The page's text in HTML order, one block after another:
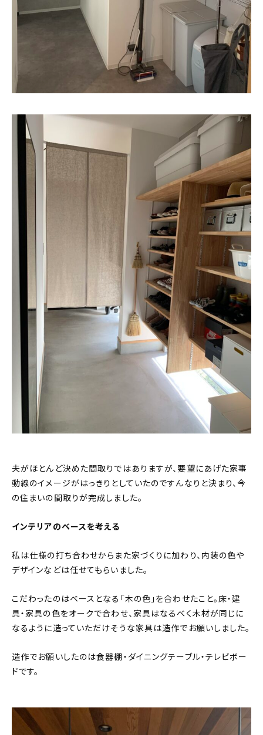
夫がほとんど決めた間取りではありますが、要望にあげた家事
動線のイメージがはっきりとしていたのですんなりと決まり、今
の住まいの間取りが完成しました。
インテリアのベースを考える
私は仕様の打ち合わせからまた家づくりに加わり、内装の色や
デザインなどは任せてもらいました。
こだわったのはベースとなる「木の色」を合わせたこと。床・建
具・家具の色をオークで合わせ、家具はなるべく木材が同じに
なるように造っていただけそうな家具は造作でお願いしました。
造作でお願いしたのは食器棚・ダイニングテーブル・テレビボー
ドです。